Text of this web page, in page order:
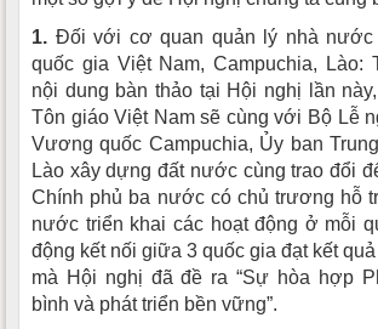
1. Đối với cơ quan quản lý nhà nước
quốc gia Việt Nam, Campuchia, Lào:
nội dung bàn thảo tại Hội nghị lần
Tôn giáo Việt Nam sẽ cùng với Bộ Lễ
Vương quốc Campuchia, Ủy ban
Lào xây dựng đất nước cùng trao đổi
Chính phủ ba nước có chủ trương hỗ
nước triển khai các hoạt động ở mỗi
động kết nối giữa 3 quốc gia đạt kết
mà Hội nghị đã đề ra “Sự hòa hợp
bình và phát triển bền vững”.